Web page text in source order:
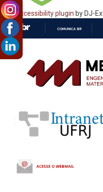
Web Accessibility plugin by DJ-
COMUNICA BR